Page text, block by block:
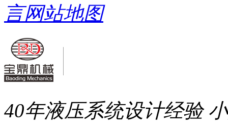
言网站地图
40年液压系统设计经验